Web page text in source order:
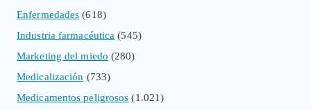
Enfermedades (618)
Industria farmacéutica (545)
Marketing del miedo (280)
Medicalización (733)
Medicamentos peligrosos (1.021)